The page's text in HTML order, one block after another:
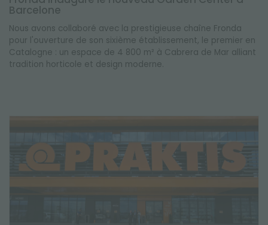
Barcelone
Nous avons collaboré avec la prestigieuse chaîne Fronda
pour l'ouverture de son sixième établissement, le premier en
Catalogne : un espace de 4 800 m² à Cabrera de Mar alliant
tradition horticole et design moderne.